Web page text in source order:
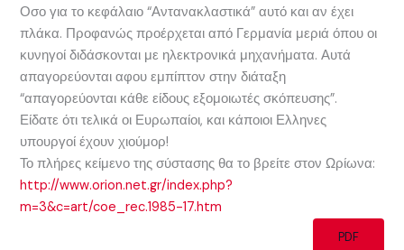
Οσο για το κεφάλαιο “Αντανακλαστικά” αυτό και αν έχει
πλάκα. Προφανώς προέρχεται από Γερμανία μεριά όπου οι
κυνηγοί διδάσκονται με ηλεκτρονικά μηχανήματα. Αυτά
απαγορεύονται αφου εμπίπτον στην διάταξη
“απαγορεύονται κάθε είδους εξομοιωτές σκόπευσης”.
Είδατε ότι τελικά οι Ευρωπαίοι, και κάποιοι Ελληνες
υπουργοί έχουν χιούμορ!
Το πλήρες κείμενο της σύστασης θα το βρείτε στον Ωρίωνα:
http://www.orion.net.gr/index.php?
m=3&c=art/coe_rec.1985-17.htm
PDF